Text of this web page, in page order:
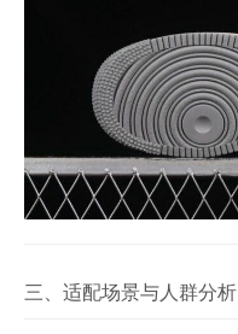
三、适配场景与人群分析